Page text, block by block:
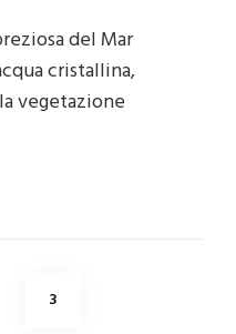
del Mar
cristallina,
vegetazione
PAGINA
3